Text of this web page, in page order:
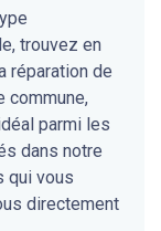
trouvez en
réparation de
commune,
parmi les
dans notre
qui vous
directement